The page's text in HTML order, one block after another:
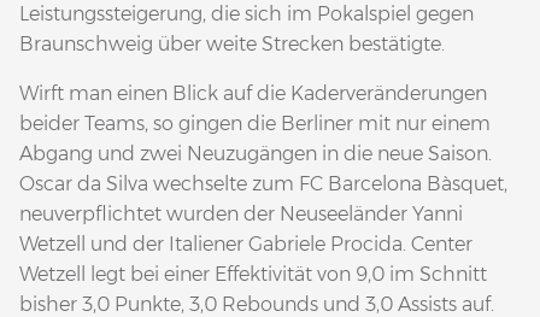
Leistungssteigerung, die sich im Pokalspiel gegen
Braunschweig über weite Strecken bestätigte.
Wirft man einen Blick auf die Kaderveränderungen
beider Teams, so gingen die Berliner mit nur einem
Abgang und zwei Neuzugängen in die neue Saison.
Oscar da Silva wechselte zum FC Barcelona Bàsquet,
neuverpflichtet wurden der Neuseeländer Yanni
Wetzell und der Italiener Gabriele Procida. Center
Wetzell legt bei einer Effektivität von 9,0 im Schnitt
bisher 3,0 Punkte, 3,0 Rebounds und 3,0 Assists auf.